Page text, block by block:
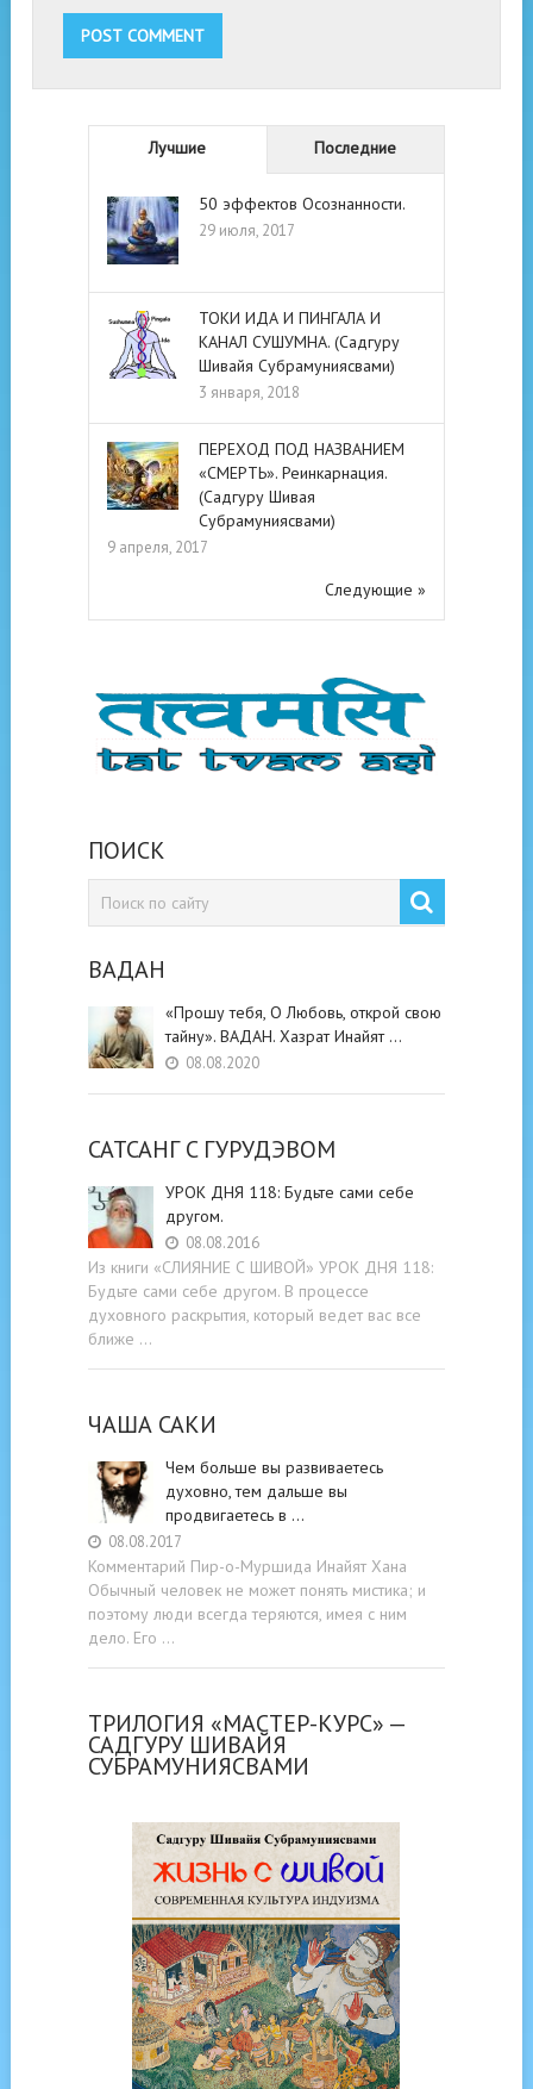
Лучшие Последние
50 эффектов Осознанности.
29 июля, 2017
ТОКИ ИДА И ПИНГАЛА И
КАНАЛ СУШУМНА. (Садгуру
Шивайя Субрамуниясвами)
3 января, 2018
ПЕРЕХОД ПОД НАЗВАНИЕМ
«СМЕРТЬ». Реинкарнация.
(Садгуру Шивая
Субрамуниясвами)
9 апреля, 2017
Следующие »
ПОИСК
ВАДАН
«Прошу тебя, О Любовь, открой свою
тайну». ВАДАН. Хазрат Инайят …
08.08.2020
САТСАНГ C ГУРУДЭВОМ
УРОК ДНЯ 118: Будьте cами cебе
другом.
08.08.2016
Из книги «СЛИЯНИЕ С ШИВОЙ» УРОК ДНЯ 118:
Будьте cами cебе другом. В процессе
духовного раскрытия, который ведет вас все
ближе …
ЧАША САКИ
Чем больше вы развиваетесь
духовно, тем дальше вы
продвигаетесь в …
08.08.2017
Комментарий Пир-о-Муршида Инайят Хана
Обычный человек не может понять мистика; и
поэтому люди всегда теряются, имея с ним
дело. Его …
ТРИЛОГИЯ «МАСТЕР-КУРС» —
САДГУРУ ШИВАЙЯ
СУБРАМУНИЯСВАМИ